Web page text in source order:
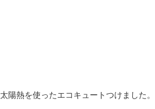
太陽熱を使ったエコキュートつけました。